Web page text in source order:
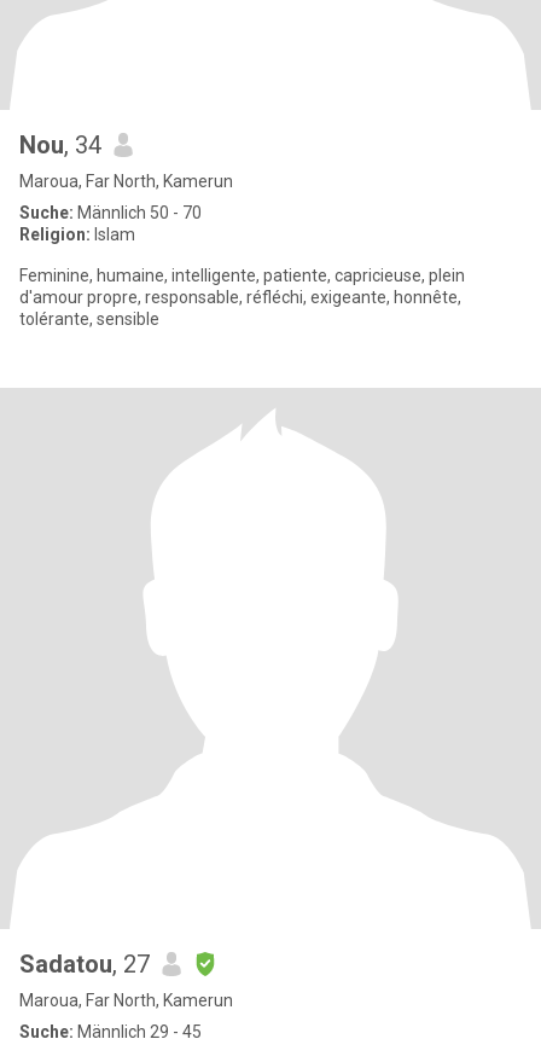
Nou, 34
Maroua, Far North, Kamerun
Suche: Männlich 50 - 70
Religion: Islam
Feminine, humaine, intelligente, patiente, capricieuse, plein
d'amour propre, responsable, réfléchi, exigeante, honnête,
tolérante, sensible
Sadatou, 27
Maroua, Far North, Kamerun
Suche: Männlich 29 - 45